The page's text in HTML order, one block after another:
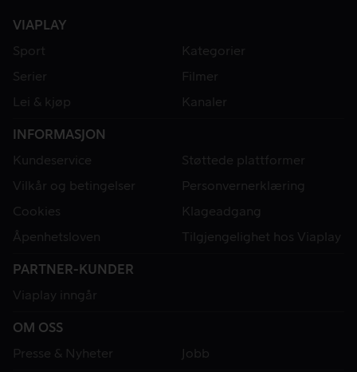
VIAPLAY
Sport
Kategorier
Serier
Filmer
Lei & kjøp
Kanaler
INFORMASJON
Kundeservice
Støttede plattformer
Vilkår og betingelser
Personvernerklæring
Cookies
Klageadgang
Åpenhetsloven
Tilgjengelighet hos Viaplay
PARTNER-KUNDER
Viaplay inngår
OM OSS
Presse & Nyheter
Jobb